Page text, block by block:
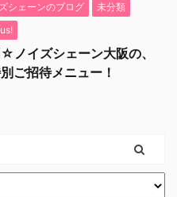
シェーンのブログ
未分類
ノイズシェーン大阪の、
ご招待メニュー！